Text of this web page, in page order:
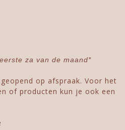
eerste za van de maand*
op afspraak. Voor het
of producten kun je ook een